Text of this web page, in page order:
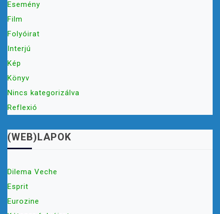
Esemény
Film
Folyóirat
Interjú
Kép
Könyv
Nincs kategorizálva
Reflexió
(WEB)LAPOK
Dilema Veche
Esprit
Eurozine